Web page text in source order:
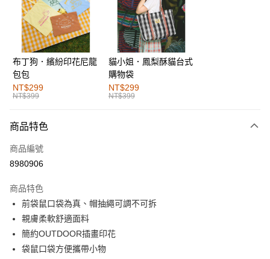
LINE Pay
街口支付
運送方式
全家取貨付款
每筆NT$60，滿NT$1,000(含以上)免運費
付款後全家取貨
萊爾富取貨付款
付款後萊爾富取貨
每筆NT$60，滿NT$1,000(含以上)免運費
7-11取貨付款
每筆NT$60，滿NT$1,000(含以上)免運費
布丁狗．繽紛印花尼龍
包包
NT$299
NT$399
貓小姐．鳳梨酥貓台式
購物袋
NT$299
NT$399
商品特色
商品編號
8980906
商品特色
前袋鼠口袋為真、帽抽繩可調不可拆
親膚柔軟舒適面料
簡約OUTDOOR插畫印花
袋鼠口袋方便攜帶小物